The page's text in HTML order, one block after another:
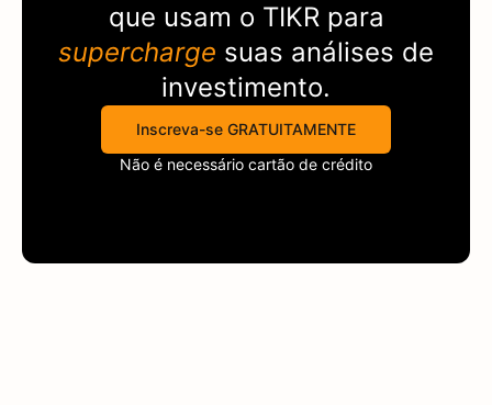
que usam o TIKRpara
supercharge suas análises de
investimento.
Inscreva-se GRATUITAMENTE
Não é necessário cartão de crédito